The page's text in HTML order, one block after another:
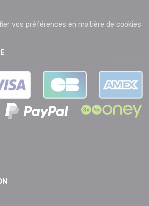
vos préférences en matière de cookies